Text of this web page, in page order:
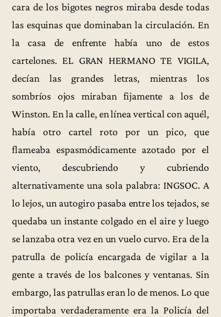
cara de los bigotes negros miraba desde todas
las esquinas que dominaban la circulación. En
la casa de enfrente había uno de estos
cartelones. EL GRAN HERMANO TE VIGILA,
decían las grandes letras, mientras los
sombríos ojos miraban fijamente a los de
Winston. En la calle, en línea vertical con aquél,
había otro cartel roto por un pico, que
flameaba espasmódicamente azotado por el
viento, descubriendo y cubriendo
alternativamente una sola palabra: INGSOC. A
lo lejos, un autogiro pasaba entre los tejados, se
quedaba un instante colgado en el aire y luego
se lanzaba otra vez en un vuelo curvo. Era de la
patrulla de policía encargada de vigilar a la
gente a través de los balcones y ventanas. Sin
embargo, las patrullas eran lo de menos. Lo que
importaba verdaderamente era la Policía del